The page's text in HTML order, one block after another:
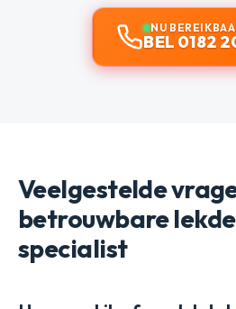
NU
BEL 0182
Veelgestelde
betrouwbare
specialist